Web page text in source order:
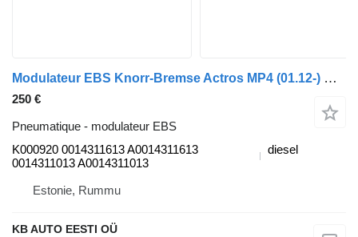
Modulateur EBS Knorr-Bremse Actros MP4 (01.12-) K000920 pour camion Mercedes-Benz Actros MP4 Antos Arocs (2012-)
250 €
Pneumatique - modulateur EBS
K000920 0014311613 A0014311613
0014311013 A0014311013
diesel
Estonie, Rummu
KB AUTO EESTI OÜ